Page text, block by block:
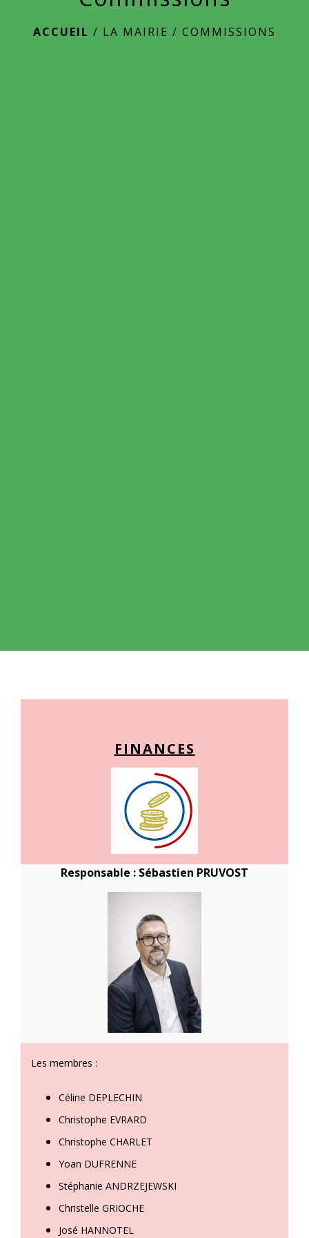
ACCUEIL / LA MAIRIE / COMMISSIONS
FINANCES
Responsable : Sébastien PRUVOST
Les membres :
Céline DEPLECHIN
Christophe EVRARD
Christophe CHARLET
Yoan DUFRENNE
Stéphanie ANDRZEJEWSKI
Christelle GRIOCHE
José HANNOTEL